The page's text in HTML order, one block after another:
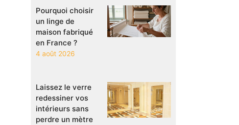
Pourquoi choisir
un linge de
maison fabriqué
en France ?
4 août 2026
Laissez le verre
redessiner vos
intérieurs sans
perdre un mètre